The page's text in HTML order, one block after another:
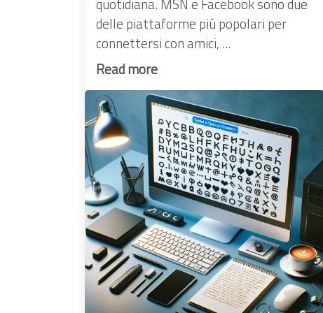
delle piattaforme più popolari per
connettersi con amici, ...
Read more